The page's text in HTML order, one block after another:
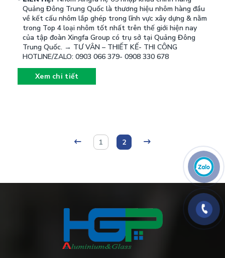
LIÊN HỆ: Nhôm Xingfa hệ 65 nhập khẩu chính hãng
Quảng Đông Trung Quốc là thương hiệu nhôm hàng đầu
về kết cấu nhôm lắp ghép trong lĩnh vực xây dựng & nằm
trong Top 4 loại nhôm tốt nhất trên thế giới hiện nay
của tập đoàn Xingfa Group có trụ sở tại Quảng Đông
Trung Quốc. → TƯ VÂN – THIẾT KẾ- THI CÔNG
Xem chi tiết
1 2